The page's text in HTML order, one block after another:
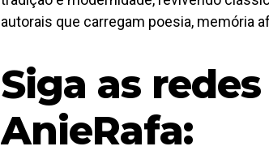
autorais que carregam poesia, memória
Siga as
AnieRafa: